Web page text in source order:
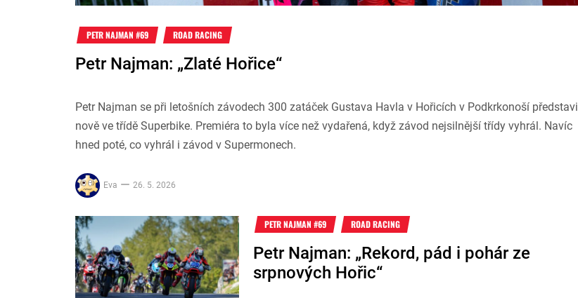
PETR NAJMAN #69 ROAD RACING
Petr Najman: „Zlaté Hořice“
Petr Najman se při letošních závodech 300 zatáček Gustava Havla v Hořicích v Podkrkonoší představil
nově ve třídě Superbike. Premiéra to byla více než vydařená, když závod nejsilnější třídy vyhrál. Navíc
hned poté, co vyhrál i závod v Supermonech.
Eva 26. 5. 2026
PETR NAJMAN #69 ROAD RACING
Petr Najman: „Rekord, pád i pohár ze
srpnových Hořic“